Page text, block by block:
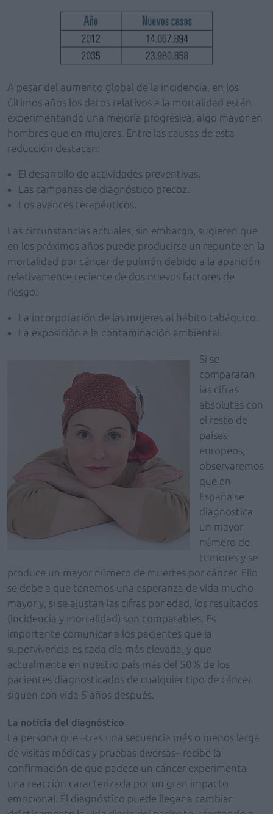
A pesar del aumento global de la incidencia, en los
últimos años los datos relativos a la mortalidad están
experimentando una mejoría progresiva, algo mayor en
hombres que en mujeres. Entre las causas de esta
reducción destacan:
El desarrollo de actividades preventivas.
Las campañas de diagnóstico precoz.
Los avances terapéuticos.
Las circunstancias actuales, sin embargo, sugieren que
en los próximos años puede producirse un repunte en la
mortalidad por cáncer de pulmón debido a la aparición
relativamente reciente de dos nuevos factores de
riesgo:
La incorporación de las mujeres al hábito tabáquico.
La exposición a la contaminación ambiental.
Si se
compararan
las cifras
absolutas con
el resto de
países
europeos,
observaremos
que en
España se
diagnostica
un mayor
número de
tumores y se
produce un mayor número de muertes por cáncer. Ello
se debe a que tenemos una esperanza de vida mucho
mayor y, si se ajustan las cifras por edad, los resultados
(incidencia y mortalidad) son comparables. Es
importante comunicar a los pacientes que la
supervivencia es cada día más elevada, y que
actualmente en nuestro país más del 50% de los
pacientes diagnosticados de cualquier tipo de cáncer
siguen con vida 5 años después.
La noticia del diagnóstico
La persona que –tras una secuencia más o menos larga
de visitas médicas y pruebas diversas– recibe la
confirmación de que padece un cáncer experimenta
una reacción caracterizada por un gran impacto
emocional. El diagnóstico puede llegar a cambiar